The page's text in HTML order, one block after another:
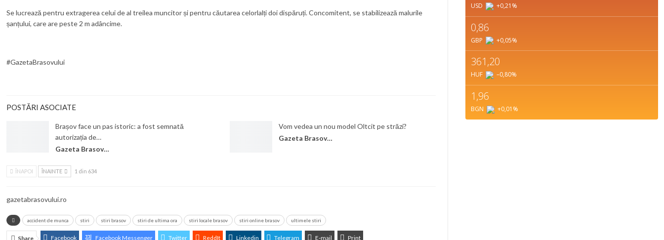
Se lucrează pentru extragerea celui de al treilea muncitor și pentru căutarea celorlalți doi dispăruți. Concomitent, se stabilizează malurile
șanțului, care are peste 2 m adâncime.
#GazetaBrasovului
POSTĂRI ASOCIATE
Brașov face un pas istoric: a fost semnată
autorizația de…
Gazeta Brasovului
Vom vedea un nou model Oltcit pe străzi?
Gazeta Brasovului
ÎNAPOI ÎNAINTE 1 din 634
gazetabrasovului.ro
accident de munca stiri stiri brasov stiri de ultima ora stiri locale brasov stiri online brasov ultimele stiri
Share Facebook Facebook Messenger Twitter ReddIt Linkedin Telegram E-mail Print
USD +0,21 %
0,86
GBP +0,05%
361,20
HUF –0,80%
1,96
BGN +0,01 %